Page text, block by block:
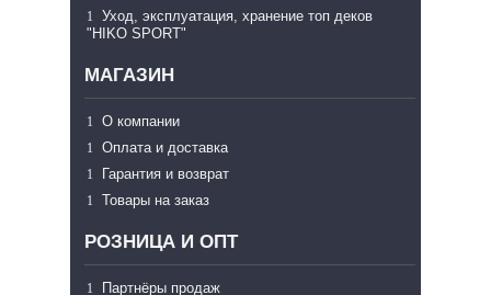
Уход, эксплуатация, хранение топ деков
"HIKO SPORT"
МАГАЗИН
О компании
Оплата и доставка
Гарантия и возврат
Товары на заказ
РОЗНИЦА И ОПТ
Партнёры продаж